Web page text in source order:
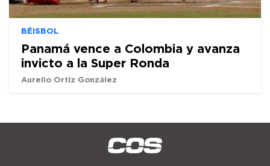
BÉISBOL
Panamá vence a Colombia y avanza
invicto a la Super Ronda
Aurelio Ortiz González